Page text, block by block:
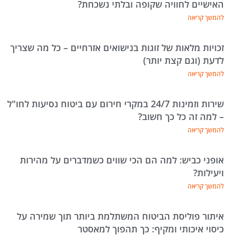
האישיים לחוויה שקופה ובלתי נשכחת?
להמשך קריאה
זכויות מלאות של זוגות בנישואים אזרחיים – כל מה שצריך
לדעת (וגם קצת יותר)
להמשך קריאה
שירות וזמינות 24/7 במקרי חירום עם ביטוח נסיעות לחו"ל
– למה זה כל כך חשוב?
להמשך קריאה
אופני כביש: למה הם הכי שווים כשמדברים על מהירות
ויעילות?
להמשך קריאה
איתור פוליסת הביטוח המשתלמת ביותר תוך שמירה על
כיסוי איכותי ומקיף: כך תהפוך למאסטר